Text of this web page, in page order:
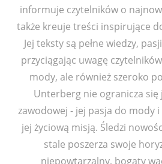
informuje czytelników o
także kreuje treści inspirujące
Jej teksty są pełne wiedzy,
przyciągając uwagę
mody, ale również szeroko
Unterberg nie ogranicza
zawodowej - jej pasja do mody
jej życiową misją. Śledzi
stale poszerza swoje
niepowtarzalny, bogaty